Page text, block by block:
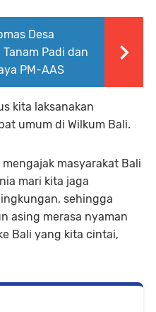
Desa
Padi dan
PM-AAS
kita laksanakan
umum di Wilkum Bali.
masyarakat Bali
mari kita jaga
sehingga
asing merasa nyaman
Bali yang kita cintai,